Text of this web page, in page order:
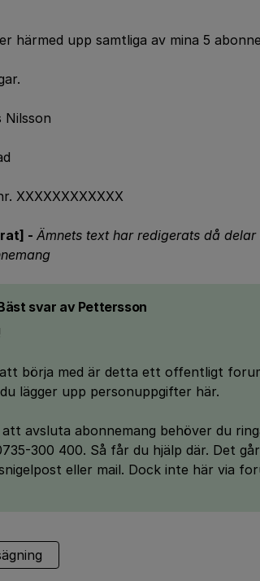
härmed upp samtliga av mina 5
Nilsson
XXXXXXXXXXXX
- Ämnets text har redigerats då
svar av Pettersson
börja med är detta ett offentligt
lägger upp personuppgifter här.
att avsluta abonnemang behöver du
300 400. Så får du hjälp där. Det
eller mail. Dock inte här via